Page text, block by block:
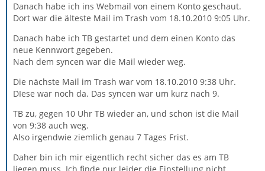
Danach habe ich ins Webmail von einem Konto geschaut.
Dort war die älteste Mail im Trash vom 18.10.2010 9:05 Uhr.
Danach habe ich TB gestartet und dem einen Konto das
neue Kennwort gegeben.
Nach dem syncen war die Mail wieder weg.
Die nächste Mail im Trash war vom 18.10.2010 9:38 Uhr.
DIese war noch da. Das syncen war um kurz nach 9.
TB zu, gegen 10 Uhr TB wieder an, und schon ist die Mail
von 9:38 auch weg.
Also irgendwie ziemlich genau 7 Tages Frist.
Daher bin ich mir eigentlich recht sicher das es am TB